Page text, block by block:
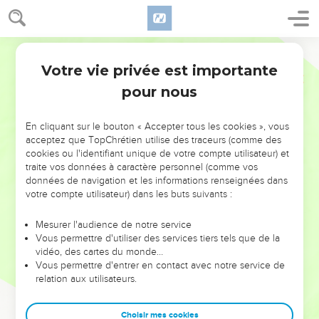
NE MANQUEZ PAS L’ÉVÉNEMENT
DE L’ANNÉE !
ET SI LEURS ERREURS POUVAIENT VOUS ÉVITER LES
VOTRES ?
leur foi ou leur vision. Mais on voit moins les doutes, les erreurs
et les saisons difficiles qu'ils ont traversés, alors même que ce
sont elles qui les ont façonnés.
Dans cette conférence, leaders, entrepreneurs, et responsables
clés pour avancer avec plus de sagesse afin que leurs erreurs
Votre vie privée est importante
pour nous
En cliquant sur le bouton « Accepter tous les cookies », vous
acceptez que TopChrétien utilise des traceurs (comme des
cookies ou l'identifiant unique de votre compte utilisateur) et
traite vos données à caractère personnel (comme vos
données de navigation et les informations renseignées dans
votre compte utilisateur) dans les buts suivants :
Mesurer l'audience de notre service
Vous permettre d'utiliser des services tiers tels que de la
vidéo, des cartes du monde…
Vous permettre d'entrer en contact avec notre service de
relation aux utilisateurs.
Choisir mes cookies